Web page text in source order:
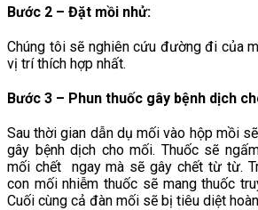
Bước 2 – Đặt mồi nhử:
Chúng tôi sẽ nghiên cứu đường đi của
vị trí thích hợp nhất.
Bước 3 – Phun thuốc gây bệnh dịch
Sau thời gian dẫn dụ mối vào hộp mồi
gây bệnh dịch cho mối. Thuốc sẽ
mối chết ngay mà sẽ gây chết từ từ.
con mối nhiễm thuốc sẽ mang thuốc
Cuối cùng cả đàn mối sẽ bị tiêu diệt